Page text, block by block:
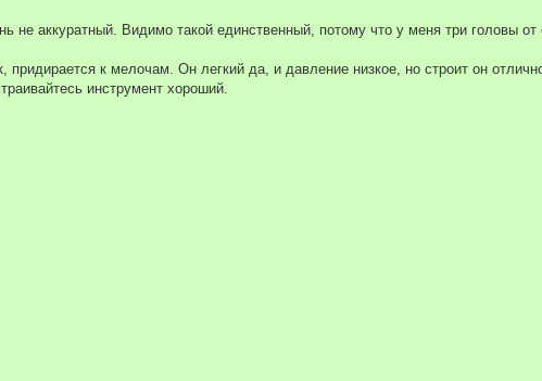
не аккуратный. Видимо такой единственный, потому что у меня три головы от
к мелочам. Он легкий да, и давление низкое, но строит он
инструмент хороший.